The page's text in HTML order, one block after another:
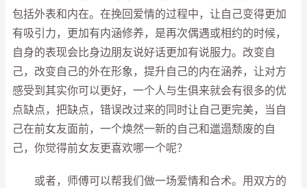
包括外表和内在。在挽回爱情的过程中，让自己变得更加
有吸引力，更加有内涵修养，是再次偶遇或相约的时候，
自身的表现会比身边朋友说好话更加有说服力。改变自
己，改变自己的外在形象，提升自己的内在涵养，让对方
感受到其实你可以更好，一个人与生俱来就会有很多的优
点缺点，把缺点，错误改过来的同时让自己更完美，当自
己在前女友面前，一个焕然一新的自己和邋遢颓废的自
己，你觉得前女友更喜欢哪一个呢？
或者，师傅可以帮我们做一场爱情和合术。用双方的